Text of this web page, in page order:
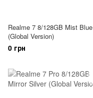
Realme 7 8/128GB Mist Blue
(Global Version)
0 грн